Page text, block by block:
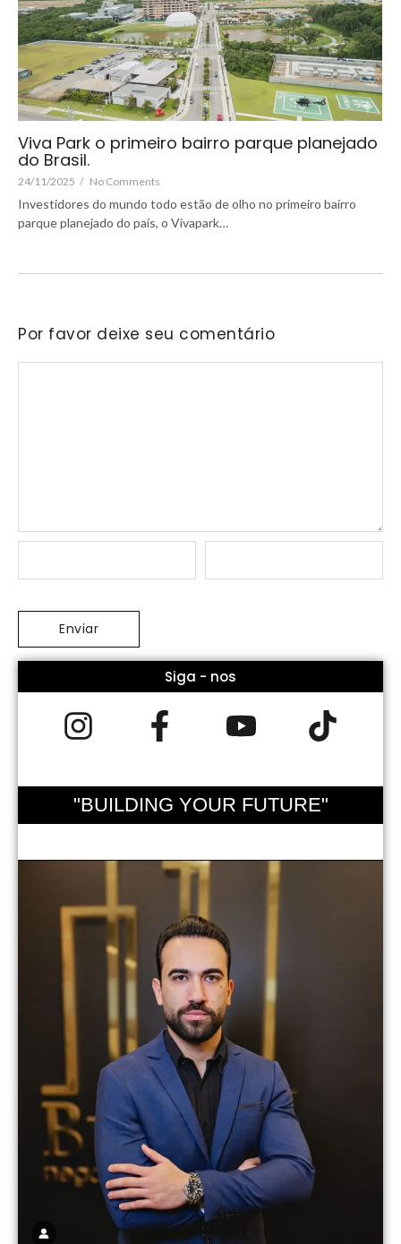
Viva Park o primeiro bairro parque planejado
do Brasil.
24/11/2025 / No Comments
Investidores do mundo todo estão de olho no primeiro bairro
parque planejado do país, o Vivapark…
Por favor deixe seu comentário
Siga - nos
"BUILDING YOUR FUTURE"